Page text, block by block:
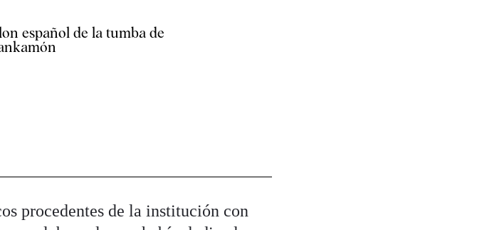
español de la tumba de
procedentes de la institución con